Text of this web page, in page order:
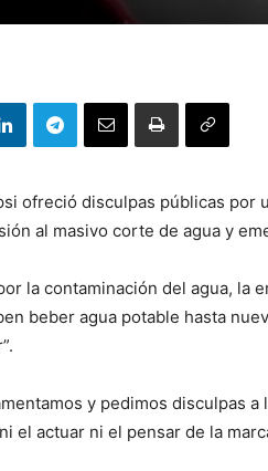
ofreció disculpas públicas por
al masivo corte de agua y
la contaminación del agua, la
beber agua potable hasta
y pedimos disculpas a
el actuar ni el pensar de la